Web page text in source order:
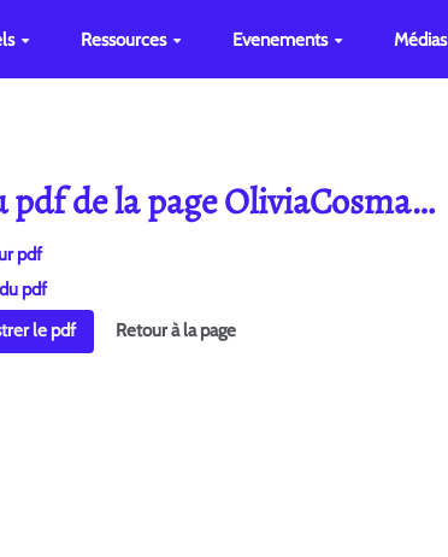
Ressources Evenements Médias
pdf de la page OliviaCosma…
pdf
pdf
le pdf Retour à la page